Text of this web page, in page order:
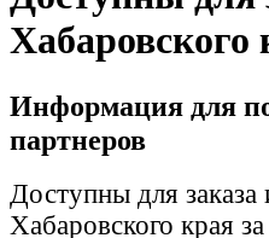
Хабаровского
Информация для
партнеров
Доступны для
Хабаровского края